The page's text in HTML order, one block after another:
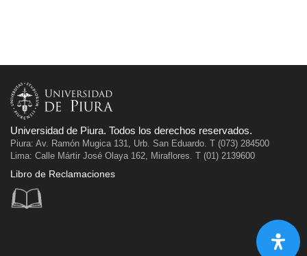
Universidad de Piura. Todos los derechos reservados.
Piura: Av. Ramón Mugica 131, Urb. San Eduardo. T (073) 284500
Lima: Calle Mártir José Olaya 162, Miraflores. T (01) 2139600
Libro de Reclamaciones